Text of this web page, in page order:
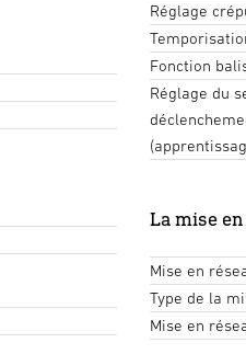
Réglage
Fonction
Réglage du
La mise
Mise en
Type de la
Mise en